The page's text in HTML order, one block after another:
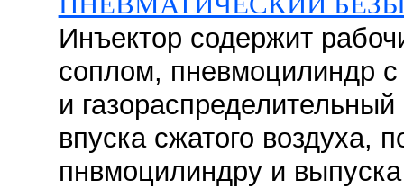
Инъектор содержит
соплом, пневмоцилиндр
и
впуска сжатого воздуха,
пнвмоцилиндру и